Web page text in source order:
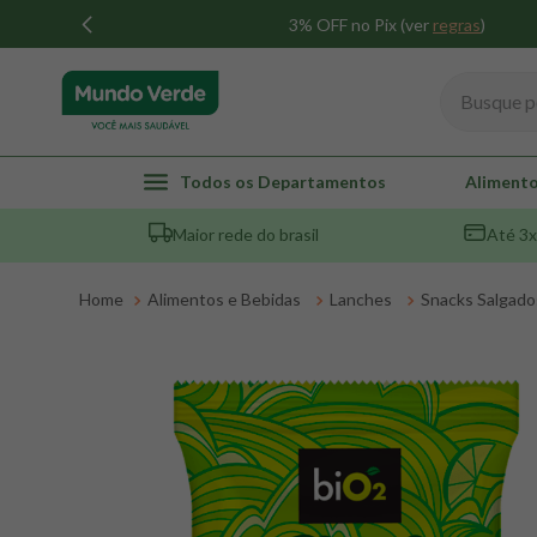
3% OFF no Pix (ver regras)
Todos os Departamentos
Maior rede do brasil Até
Alimentos e Bebidas Lanches Snacks
TERMOS MAIS BUSCADOS
1º whey
2º creatina
6º colageno
7º maca peruana
8º snack proteico mundo verde
9º psyllium